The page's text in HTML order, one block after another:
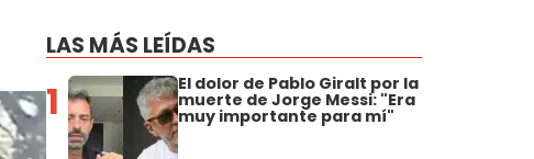
LAS MÁS LEÍDAS
1 El dolor de Pablo Giralt por la
muerte de Jorge Messi: "Era
muy importante para mí"